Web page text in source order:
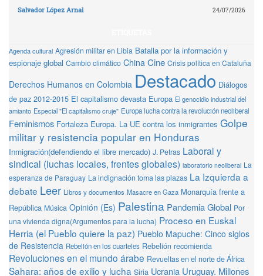
Salvador López Arnal 24/07/2026
Agenda cultural Agresión militar en Libia Batalla por la información y
espionaje global Cambio climático China Cine Crisis política en Cataluña
Derechos Humanos en Colombia Destacado Diálogos
de paz 2012-2015 El capitalismo devasta Europa El genocidio industrial del
amianto Especial "El capitalismo cruje" Europa lucha contra la revolución neoliberal
Feminismos Fortaleza Europa. La UE contra los inmigrantes Golpe
militar y resistencia popular en Honduras
Inmigración(defendiendo el libre mercado) J. Petras Laboral y
sindical (luchas locales, frentes globales) laboratorio neoliberal La
esperanza de Paraguay La indignación toma las plazas La Izquierda a
debate Leer Libros y documentos Masacre en Gaza Monarquía frente a
República Música Opinión (Es) Palestina Pandemia Global Por
una vivienda digna(Argumentos para la lucha) Proceso en Euskal
Herria (el Pueblo quiere la paz) Pueblo Mapuche: Cinco siglos
de Resistencia Rebelión en los cuarteles Rebelión recomienda
Revoluciones en el mundo árabe Revueltas en el norte de África
Sahara: años de exilio y lucha Siria Ucrania Uruguay. Millones